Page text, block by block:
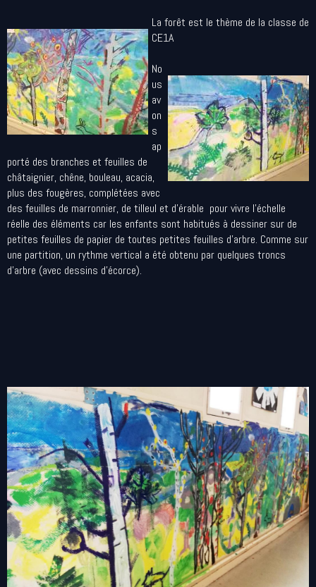
La forêt est le thème de la classe de
CE1A
No
us
av
on
s
ap
porté des branches et feuilles de
châtaignier, chêne, bouleau, acacia,
plus des fougères, complétées avec
des feuilles de marronnier, de tilleul et d'érable pour vivre l'échelle
réelle des éléments car les enfants sont habitués à dessiner sur de
petites feuilles de papier de toutes petites feuilles d'arbre. Comme sur
une partition, un rythme vertical a été obtenu par quelques troncs
d'arbre (avec dessins d'écorce).